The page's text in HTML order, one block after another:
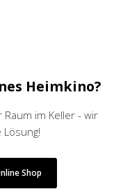
Heimkino?
im Keller - wir
Shop